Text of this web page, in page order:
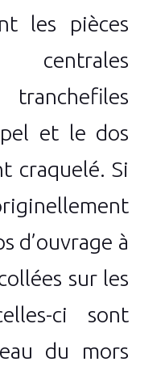
les pièces
et le dos
craquelé. Si
d’ouvrage à
sur les
ci sont
du mors